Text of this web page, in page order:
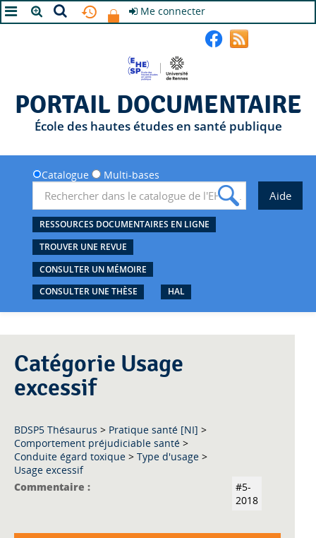
Me connecter
PORTAIL DOCUMENTAIRE
École des hautes études en santé publique
Catalogue Multi-bases
RESSOURCES DOCUMENTAIRES EN LIGNE
TROUVER UNE REVUE
CONSULTER UN MÉMOIRE
CONSULTER UNE THÈSE
HAL
Catégorie Usage
excessif
BDSP5 Thésaurus > Pratique santé [NI] >
Comportement préjudiciable santé >
Conduite égard toxique > Type d'usage >
Usage excessif
Commentaire :
#5-
2018